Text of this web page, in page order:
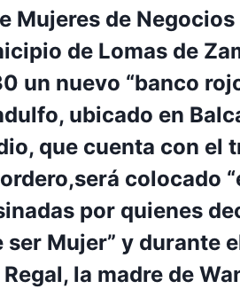
Mujeres de
de Lomas de
un nuevo “banco
, ubicado en
que cuenta con el
será colocado
por quienes
ser Mujer” y durante
la madre de